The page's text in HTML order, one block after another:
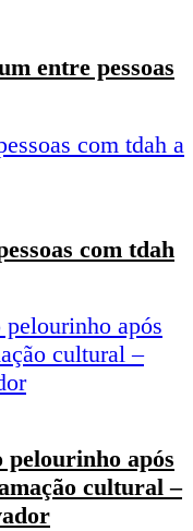
entre pessoas
com tdah
pelourinho após
cultural –